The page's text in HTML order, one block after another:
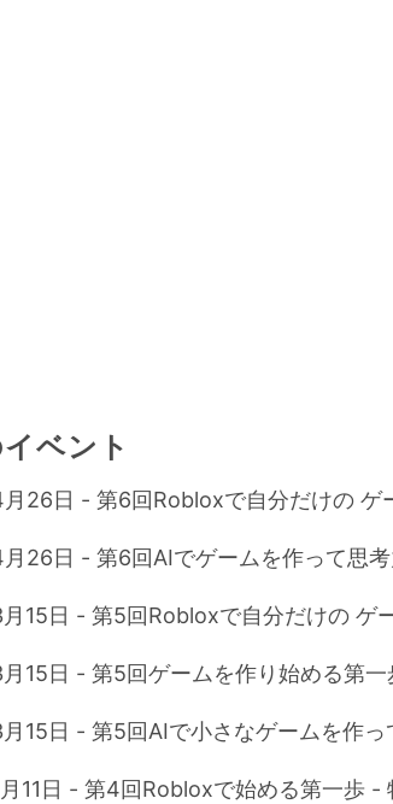
ベント
26日 - 第6回Robloxで自分だけの ゲ
26日 - 第6回AIでゲームを作って思
15日 - 第5回Robloxで自分だけの ゲ
15日 - 第5回ゲームを作り始める第
15日 - 第5回AIで小さなゲームを作
11日 - 第4回Robloxで始める第一歩 -